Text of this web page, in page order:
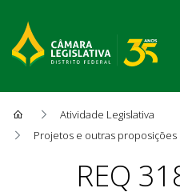
Atividade Legislativa
Projetos e outras proposições
Proposição
REQ